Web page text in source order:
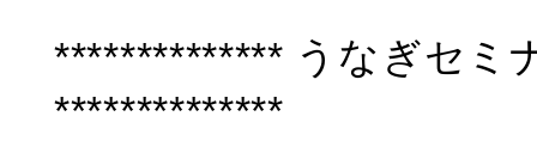
************** うなぎセミ
**************